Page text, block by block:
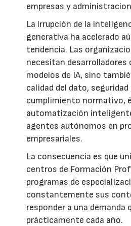
empresas y
La irrupción de la
generativa ha acelerado
tendencia. Las
necesitan desarrolladores
modelos de IA, sino
calidad del dato, seguridad
cumplimiento normativo,
automatización
agentes autónomos en
empresariales.
La consecuencia es que
centros de Formación
programas de
constantemente sus
responder a una demanda
prácticamente cada año.